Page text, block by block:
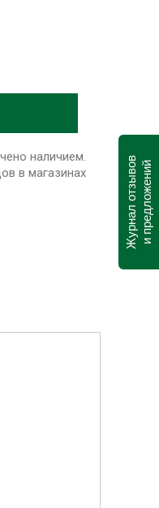
наличием.
в магазинах
Журнал отзывови предложений